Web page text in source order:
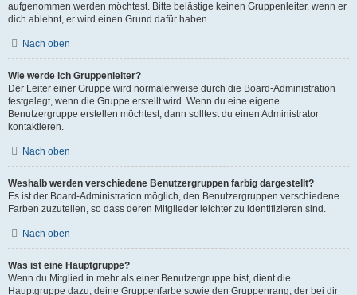
aufgenommen werden möchtest. Bitte belästige keinen Gruppenleiter, wenn er
dich ablehnt, er wird einen Grund dafür haben.
Nach oben
Wie werde ich Gruppenleiter?
Der Leiter einer Gruppe wird normalerweise durch die Board-Administration
festgelegt, wenn die Gruppe erstellt wird. Wenn du eine eigene
Benutzergruppe erstellen möchtest, dann solltest du einen Administrator
kontaktieren.
Nach oben
Weshalb werden verschiedene Benutzergruppen farbig dargestellt?
Es ist der Board-Administration möglich, den Benutzergruppen verschiedene
Farben zuzuteilen, so dass deren Mitglieder leichter zu identifizieren sind.
Nach oben
Was ist eine Hauptgruppe?
Wenn du Mitglied in mehr als einer Benutzergruppe bist, dient die
Hauptgruppe dazu, deine Gruppenfarbe sowie den Gruppenrang, der bei dir